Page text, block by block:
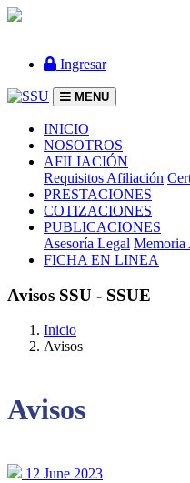
Ingresar
MENU
INICIO
NOSOTROS
AFILIACIÓN
Requisitos Afiliación
PRESTACIONES
COTIZACIONES
PUBLICACIONES
Asesoría Legal Memoria
FICHA EN LINEA
Avisos SSU - SSUE
Inicio
Avisos
Avisos
12 June 2023